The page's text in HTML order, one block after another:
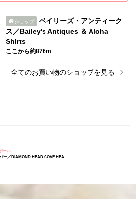
ショップ
ベイリーズ・アンティーク
ス／Bailey's Antiques ＆ Aloha
Shirts
ここから約876m
全てのお買い物のショップを見る
ール
ー／DIAMOND HEAD COVE HEA...